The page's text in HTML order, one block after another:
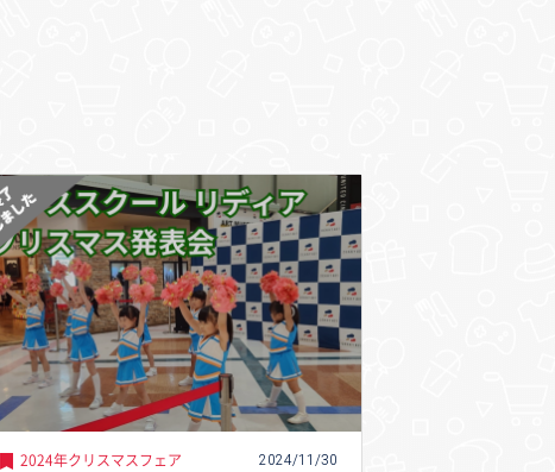
2024年クリスマスフェア 2024/11/30